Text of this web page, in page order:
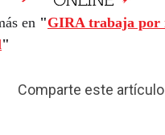
en "GIRA trabaja por
"
Comparte este